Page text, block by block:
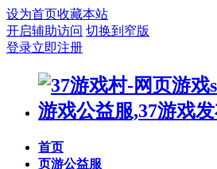
设为首页收藏本站
开启辅助访问 切换到窄版
登录立即注册
首页
页游公益服